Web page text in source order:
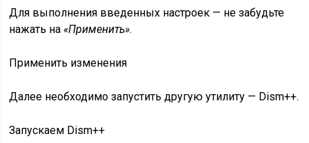
Для выполнения введенных настроек — не забудьте
нажать на«Применить».
Применить изменения
Далее необходимо запустить другую утилиту — Dism++.
Запускаем Dism++